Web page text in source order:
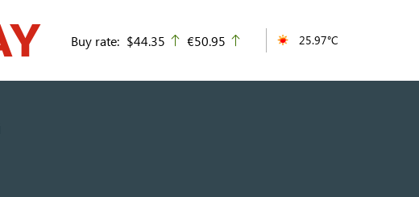
Buy rate: $44.35 up
€50.95 25.97°C